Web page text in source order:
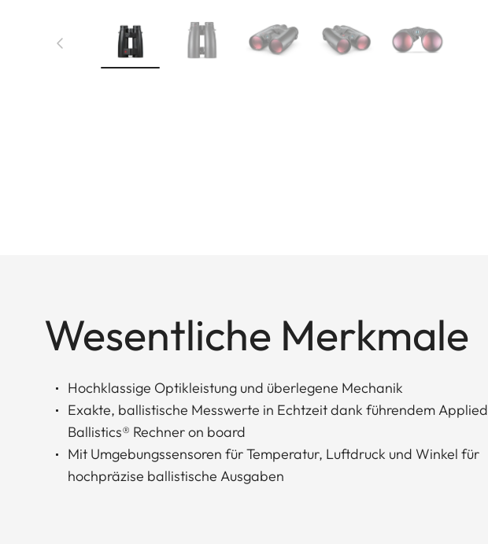
Wesentliche Merkmale
Hochklassige Optikleistung und überlegene Mechanik
Exakte, ballistische Messwerte in Echtzeit dank führendem Applied
Ballistics® Rechner on board
Mit Umgebungssensoren für Temperatur, Luftdruck und Winkel für
hochpräzise ballistische Ausgaben